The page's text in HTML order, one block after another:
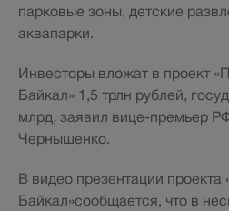
парковые зоны, детские
аквапарки.
Инвесторы вложат в проект
Байкал» 1,5 трлн рублей,
млрд, заявил вице-премьер
Чернышенко.
В видео презентации проекта
Байкал»сообщается, что в